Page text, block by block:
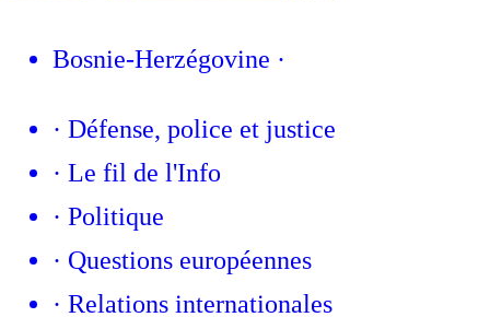
Bosnie-Herzégovine ·
· Défense, police et justice
· Le fil de l'Info
· Politique
· Questions européennes
· Relations internationales